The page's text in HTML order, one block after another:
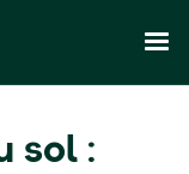
sol :